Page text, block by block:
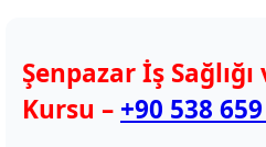
Şenpazar İş
Kursu – +90 538